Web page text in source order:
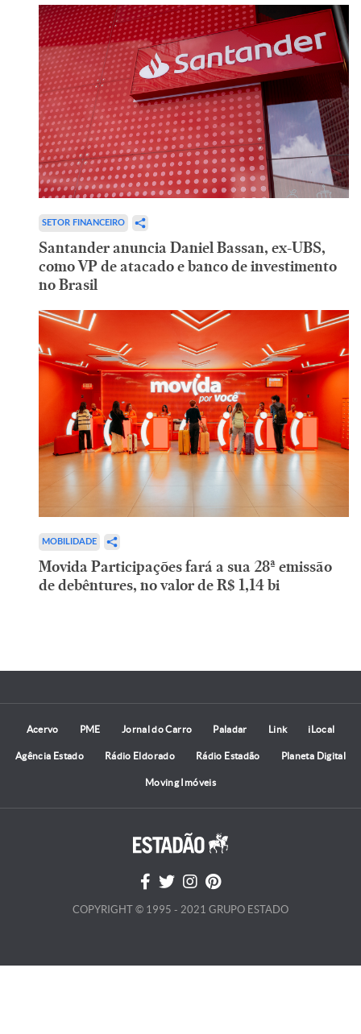
SETOR FINANCEIRO
Santander anuncia Daniel Bassan, ex-UBS,
como VP de atacado e banco de investimento
no Brasil
MOBILIDADE
Movida Participações fará a sua 28ª emissão
de debêntures, no valor de R$ 1,14 bi
Acervo PME Jornal do Carro Paladar Link iLocal
Agência Estado Rádio Eldorado Rádio Estadão Planeta Digital
Moving Imóveis
COPYRIGHT © 1995 - 2021 GRUPO ESTADO